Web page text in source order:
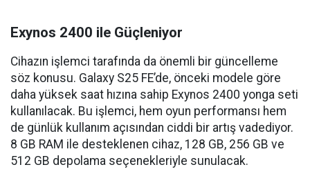
Exynos 2400 ile Güçleniyor
Cihazın işlemci tarafında da önemli bir güncelleme
söz konusu. Galaxy S25 FE’de, önceki modele göre
daha yüksek saat hızına sahip Exynos 2400 yonga seti
kullanılacak. Bu işlemci, hem oyun performansı hem
de günlük kullanım açısından ciddi bir artış vadediyor.
8 GB RAM ile desteklenen cihaz, 128 GB, 256 GB ve
512 GB depolama seçenekleriyle sunulacak.